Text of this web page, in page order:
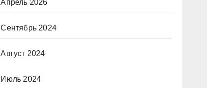
Апрель 2026
Сентябрь 2024
Август 2024
Июль 2024